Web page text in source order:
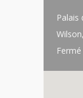
Palais